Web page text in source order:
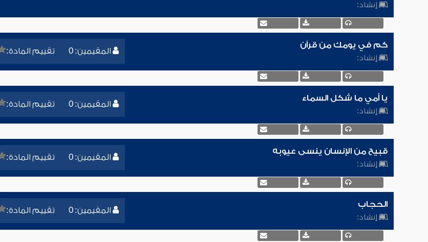
إنشاد:
المقيمين: 0 تقييم المادة:
كم في يومك من قرآن
إنشاد:
المقيمين: 0 تقييم المادة:
يا أمي ما شكل السماء
إنشاد:
المقيمين: 0 تقييم المادة:
قبيح من الإنسان ينسى عيوبه
إنشاد:
المقيمين: 0 تقييم المادة:
الحجاب
إنشاد: